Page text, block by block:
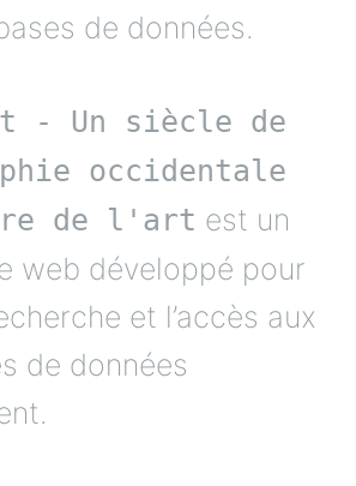
de données.
- Un siècle de
occidentale
de l'art est un
web développé pour
et l’accès aux
de données